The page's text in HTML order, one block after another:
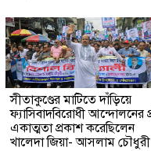
সীতাকুণ্ডের মাটিতে দাঁড়িয়ে
ফ্যাসিবাদবিরোধী আন্দোলনের
একাত্মতা প্রকাশ করেছিলেন
খালেদা জিয়া- আসলাম চৌধুরী